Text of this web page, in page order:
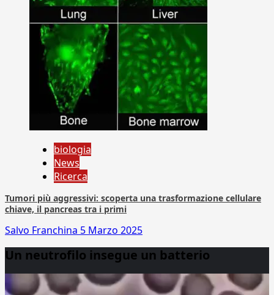
biologia
News
Ricerca
Tumori più aggressivi: scoperta una trasformazione cellulare
chiave, il pancreas tra i primi
Salvo Franchina 5 Marzo 2025
Un neutrofilo insegue un batterio
Player